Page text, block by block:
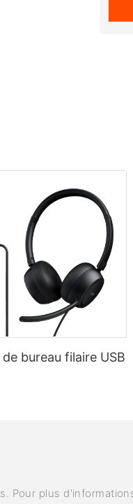
de bureau filaire USB
Pour plus